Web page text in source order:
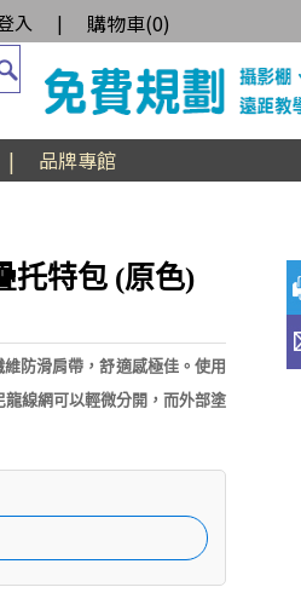
入 | 購物車(0)
| 品牌專館
托特包 (原色)
防滑肩帶，舒適感極佳。使用
線網可以輕微分開，而外部塗